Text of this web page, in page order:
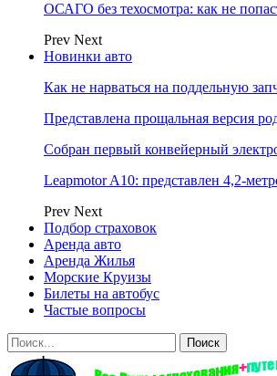
ОСАГО без техосмотра: как не
Prev Next
Новинки авто
Как не нарваться на поддельную
Представлена прощальная версия
Собран первый конвейерный
Leapmotor A10: представлен 4,2-
Prev Next
Подбор страховок
Аренда авто
Аренда Жилья
Морские Круизы
Билеты на автобус
Частые вопросы